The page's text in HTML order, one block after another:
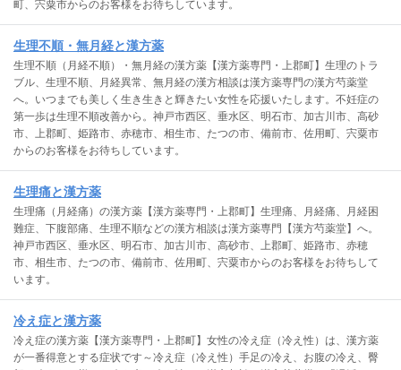
町、宍粟市からのお客様をお待ちしています。
生理不順・無月経と漢方薬
生理不順（月経不順）・無月経の漢方薬【漢方薬専門・上郡町】生理のトラ
ブル、生理不順、月経異常、無月経の漢方相談は漢方薬専門の漢方芍薬堂
へ。いつまでも美しく生き生きと輝きたい女性を応援いたします。不妊症の
第一歩は生理不順改善から。神戸市西区、垂水区、明石市、加古川市、高砂
市、上郡町、姫路市、赤穂市、相生市、たつの市、備前市、佐用町、宍粟市
からのお客様をお待ちしています。
生理痛と漢方薬
生理痛（月経痛）の漢方薬【漢方薬専門・上郡町】生理痛、月経痛、月経困
難症、下腹部痛、生理不順などの漢方相談は漢方薬専門【漢方芍薬堂】へ。
神戸市西区、垂水区、明石市、加古川市、高砂市、上郡町、姫路市、赤穂
市、相生市、たつの市、備前市、佐用町、宍粟市からのお客様をお待ちして
います。
冷え症と漢方薬
冷え症の漢方薬【漢方薬専門・上郡町】女性の冷え症（冷え性）は、漢方薬
が一番得意とする症状です～冷え症（冷え性）手足の冷え、お腹の冷え、臀